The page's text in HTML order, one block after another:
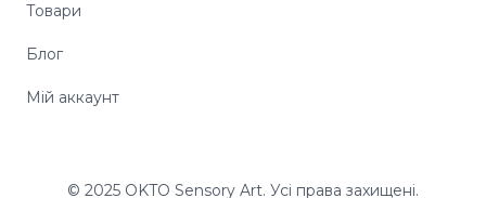
Товари
Блог
Мій аккаунт
© 2025 OKTO Sensory Art. Усі права захищені.